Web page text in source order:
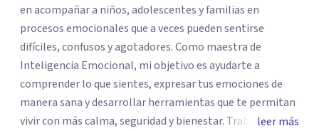
en acompañar a niños, adolescentes y familias en
procesos emocionales que a veces pueden sentirse
difíciles, confusos y agotadores. Como maestra de
Inteligencia Emocional, mi objetivo es ayudarte a
comprender lo que sientes, expresar tus emociones de
manera sana y desarrollar herramientas que te permitan
vivir con más calma, seguridad y bienestar. Trabajo desde
leer más